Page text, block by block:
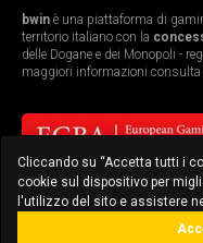
bwin è una piattaforma di
territorio italiano con la
delle Dogane e dei Monopoli -
maggiori informazioni
Cliccando su “Accetta tutti i
cookie sul dispositivo per
l'utilizzo del sito e assistere